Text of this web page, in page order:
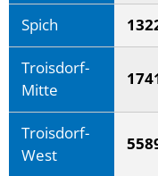
Spich
Troisdorf-
Mitte
Troisdorf-
West